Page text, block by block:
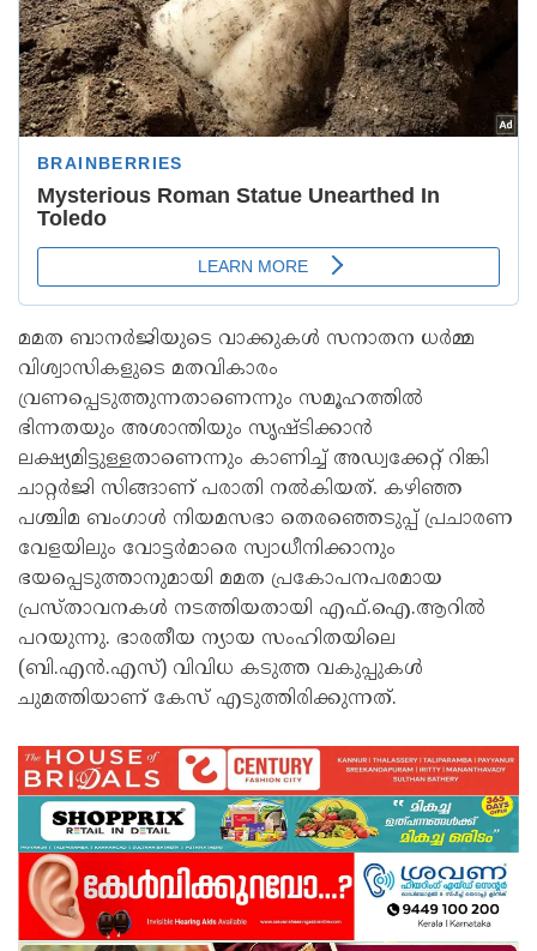
മമത ബാനർജിയുടെ വാക്കുകൾ സനാതന ധർമ്മ
വിശ്വാസികളുടെ മതവികാരം
വ്രണപ്പെടുത്തുന്നതാണെന്നും സമൂഹത്തിൽ
ഭിന്നതയും അശാന്തിയും സൃഷ്ടിക്കാൻ
ലക്ഷ്യമിട്ടുള്ളതാണെന്നും കാണിച്ച് അഡ്വക്കേറ്റ് റിങ്കി
ചാറ്റർജി സിങ്ങാണ് പരാതി നൽകിയത്. കഴിഞ്ഞ
പശ്ചിമ ബംഗാൾ നിയമസഭാ തെരഞ്ഞെടുപ്പ് പ്രചാരണ
വേളയിലും വോട്ടർമാരെ സ്വാധീനിക്കാനും
ഭയപ്പെടുത്താനുമായി മമത പ്രകോപനപരമായ
പ്രസ്താവനകൾ നടത്തിയതായി എഫ്.ഐ.ആറിൽ
പറയുന്നു. ഭാരതീയ ന്യായ സംഹിതയിലെ
(ബി.എൻ.എസ്) വിവിധ കടുത്ത വകുപ്പുകൾ
ചുമത്തിയാണ് കേസ് എടുത്തിരിക്കുന്നത്.